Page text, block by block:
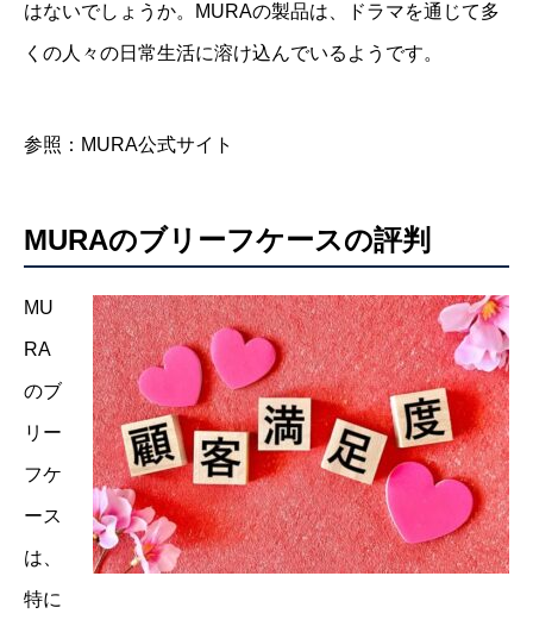
はないでしょうか。MURAの製品は、ドラマを通じて多
くの人々の日常生活に溶け込んでいるようです。
参照：MURA公式サイト
MURAのブリーフケースの評判
MU
RA
のブ
リー
フケ
ース
は、
特に